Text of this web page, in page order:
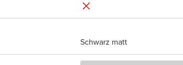
Schwarz matt